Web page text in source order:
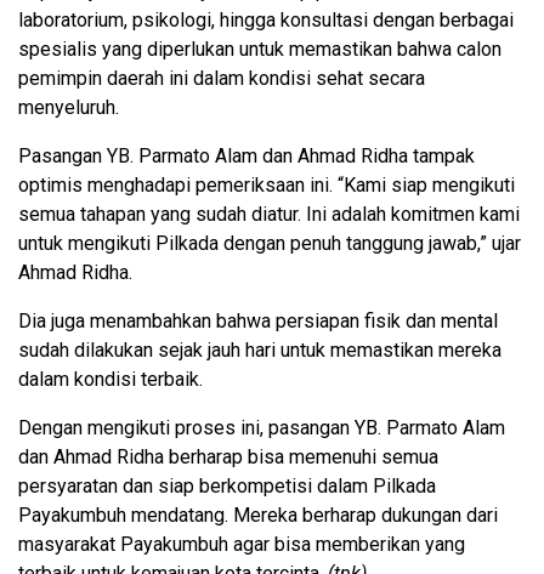
laboratorium, psikologi, hingga konsultasi dengan berbagai
spesialis yang diperlukan untuk memastikan bahwa calon
pemimpin daerah ini dalam kondisi sehat secara
menyeluruh.
Pasangan YB. Parmato Alam dan Ahmad Ridha tampak
optimis menghadapi pemeriksaan ini. “Kami siap mengikuti
semua tahapan yang sudah diatur. Ini adalah komitmen kami
untuk mengikuti Pilkada dengan penuh tanggung jawab,” ujar
Ahmad Ridha.
Dia juga menambahkan bahwa persiapan fisik dan mental
sudah dilakukan sejak jauh hari untuk memastikan mereka
dalam kondisi terbaik.
Dengan mengikuti proses ini, pasangan YB. Parmato Alam
dan Ahmad Ridha berharap bisa memenuhi semua
persyaratan dan siap berkompetisi dalam Pilkada
Payakumbuh mendatang. Mereka berharap dukungan dari
masyarakat Payakumbuh agar bisa memberikan yang